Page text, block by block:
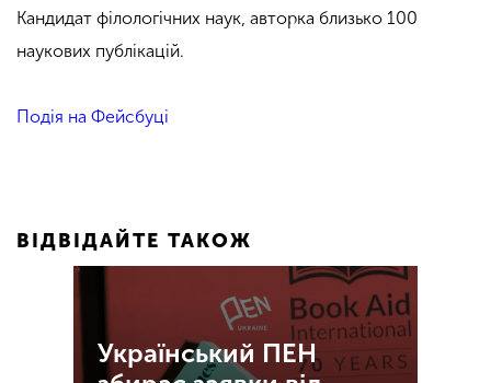
Кандидат філологічних наук, авторка близько 100
наукових публікацій.
Подія на Фейсбуці
ВІДВІДАЙТЕ ТАКОЖ
Український ПЕН